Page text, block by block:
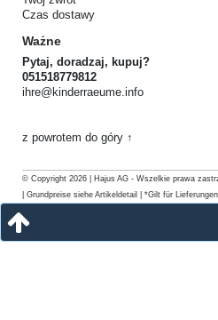
Czas dostawy
Ważne
Pytaj, doradzaj, kupuj?
051518779812
ihre@kinderraeume.info
z powrotem do góry ↑
© Copyright 2026 | Hajus AG - Wszelkie prawa
| Grundpreise siehe Artikeldetail | *Gilt für